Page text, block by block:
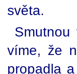
světa.
víme, že
propadla